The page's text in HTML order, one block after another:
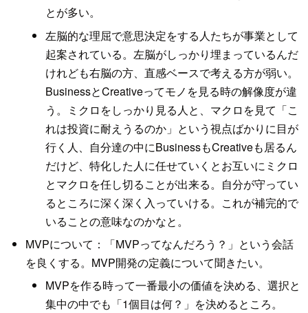
とが多い。
左脳的な理屈で意思決定をする人たちが事業として
起案されている。左脳がしっかり埋まっているんだ
けれども右脳の方、直感ベースで考える方が弱い。
BusinessとCreativeってモノを見る時の解像度が違
う。ミクロをしっかり見る人と、マクロを見て「こ
れは投資に耐えうるのか」という視点ばかりに目が
行く人、自分達の中にBusinessもCreativeも居るん
だけど、特化した人に任せていくとお互いにミクロ
とマクロを任し切ることが出来る。自分が守ってい
るところに深く深く入っていける。これが補完的で
いることの意味なのかなと。
MVPについて：「MVPってなんだろう？」という会話
を良くする。MVP開発の定義について聞きたい。
MVPを作る時って一番最小の価値を決める、選択と
集中の中でも「1個目は何？」を決めるところ。